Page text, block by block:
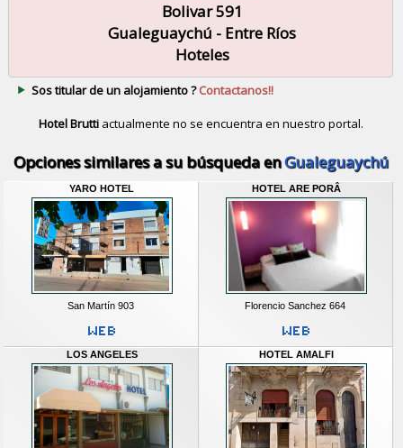
Bolivar 591
Gualeguaychú - Entre Ríos
Hoteles
Sos titular de un alojamiento ?Contactanos!!
Hotel Brutti actualmente no se encuentra en nuestro portal.
Opciones similares a su búsqueda enGualeguaychú
YARO HOTEL
San Martín 903
HOTEL ARE PORÂ
Florencio Sanchez 664
LOS ANGELES HOTEL AMALFI